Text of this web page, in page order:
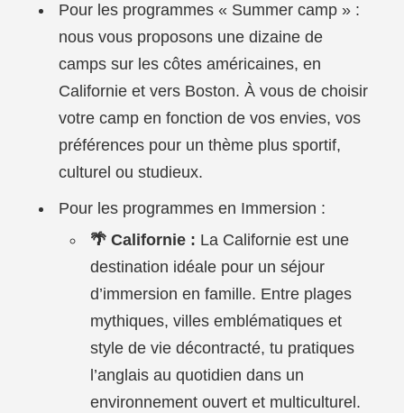
Pour les programmes « Summer camp » :
nous vous proposons une dizaine de
camps sur les côtes américaines, en
Californie et vers Boston. À vous de choisir
votre camp en fonction de vos envies, vos
préférences pour un thème plus sportif,
culturel ou studieux.
Pour les programmes en Immersion :
🌴 Californie : La Californie est une
destination idéale pour un séjour
d’immersion en famille. Entre plages
mythiques, villes emblématiques et
style de vie décontracté, tu pratiques
l’anglais au quotidien dans un
environnement ouvert et multiculturel.